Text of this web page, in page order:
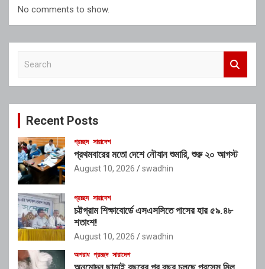
No comments to show.
c
Recent Posts
প্রচ্ছদ সারাদেশ
প্রথমবারের মতো দেশে নৌযান শুমারি, শুরু ২০ আগস্ট
August 10, 2026 swadhin
প্রচ্ছদ সারাদেশ
চট্টগ্রাম শিক্ষাবোর্ডে এসএসসিতে পাসের হার ৫৯.৪৮
শতাংশ!
August 10, 2026 swadhin
অপরাধ প্রচ্ছদ সারাদেশ